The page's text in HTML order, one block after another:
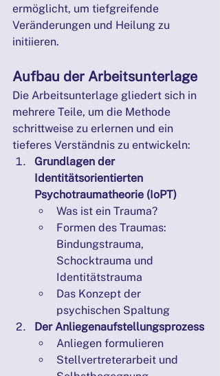
ermöglicht, um tiefgreifende
Veränderungen und Heilung zu
initiieren.
Aufbau der Arbeitsunterlage
Die Arbeitsunterlage gliedert sich in
mehrere Teile, um die Methode
schrittweise zu erlernen und ein
tieferes Verständnis zu entwickeln:
Grundlagen der
Identitätsorientierten
Psychotraumatheorie (IoPT)
Was ist ein Trauma?
Formen des Traumas:
Bindungstrauma,
Schocktrauma und
Identitätstrauma
Das Konzept der
psychischen Spaltung
Der Anliegenaufstellungsprozess
Anliegen formulieren
Stellvertreterarbeit und